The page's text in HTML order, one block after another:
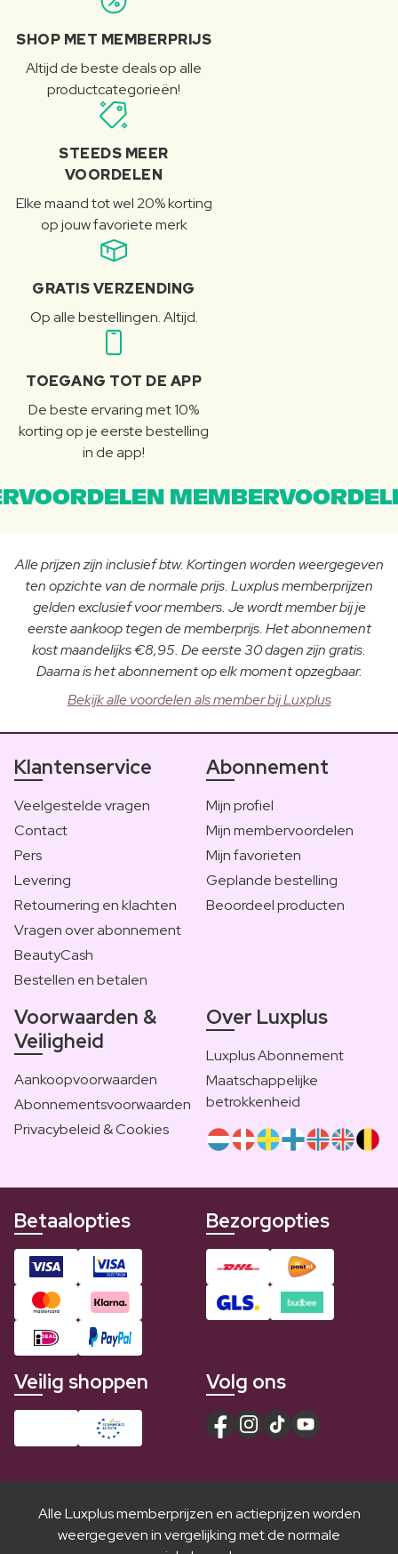
SHOP MET MEMBERPRIJS
Altijd de beste deals op alle
productcategorieën!
STEEDS MEER
VOORDELEN
Elke maand tot wel 20% korting
op jouw favoriete merk
GRATIS VERZENDING
Op alle bestellingen. Altijd.
TOEGANG TOT DE APP
De beste ervaring met 10%
korting op je eerste bestelling
in de app!
Alle prijzen zijn inclusief btw. Kortingen worden weergegeven
ten opzichte van de normale prijs. Luxplus memberprijzen
gelden exclusief voor members. Je wordt member bij je
eerste aankoop tegen de memberprijs. Het abonnement
kost maandelijks €8,95. De eerste 30 dagen zijn gratis.
Daarna is het abonnement op elk moment opzegbaar.
Bekijk alle voordelen als member bij Luxplus
Klantenservice
Veelgestelde vragen
Contact
Pers
Levering
Retournering en klachten
Vragen over abonnement
BeautyCash
Bestellen en betalen
Abonnement
Mijn profiel
Mijn membervoordelen
Mijn favorieten
Geplande bestelling
Beoordeel producten
Voorwaarden &
Veiligheid
Aankoopvoorwaarden
Abonnementsvoorwaarden
Privacybeleid & Cookies
Over Luxplus
Luxplus Abonnement
Maatschappelijke
betrokkenheid
Betaalopties Bezorgopties
Veilig shoppen Volg ons
Alle Luxplus memberprijzen en actieprijzen worden
weergegeven in vergelijking met de normale